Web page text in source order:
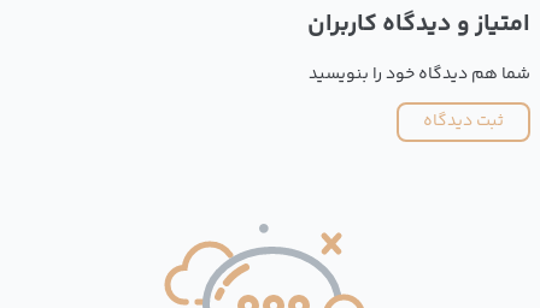
امتیاز و دیدگاه کاربران
شما هم دیدگاه خود را بنویسید
ثبت دیدگاه